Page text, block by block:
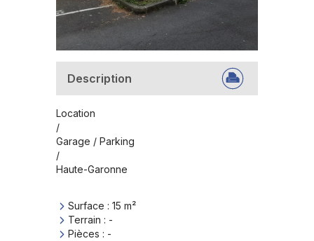
Description
Location
/
Garage / Parking
/
Haute-Garonne
Surface : 15 m²
Terrain : -
Pièces : -